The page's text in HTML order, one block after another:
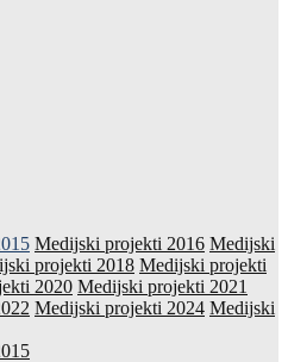
Medijski projekti 2016 Medijski
projekti 2018 Medijski projekti
2020 Medijski projekti 2021
Medijski projekti 2024 Medijski